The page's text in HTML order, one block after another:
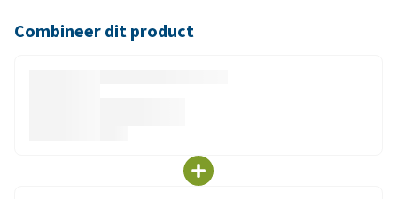
Combineer dit product